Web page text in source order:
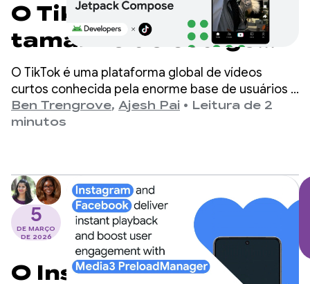
O TikTok reduz o
tamanho do código
em 58% e melhora o
desempenho do app
para novos recursos
Compose
O TikTok é uma plataforma global de vídeos
curtos conhecida pela enorme base de usuários e
recursos inovadores.
Ben Trengrove, Ajesh Pai • Leitura de 2
minutos
5
DE MARÇO
DE 2026
O Instagram e o